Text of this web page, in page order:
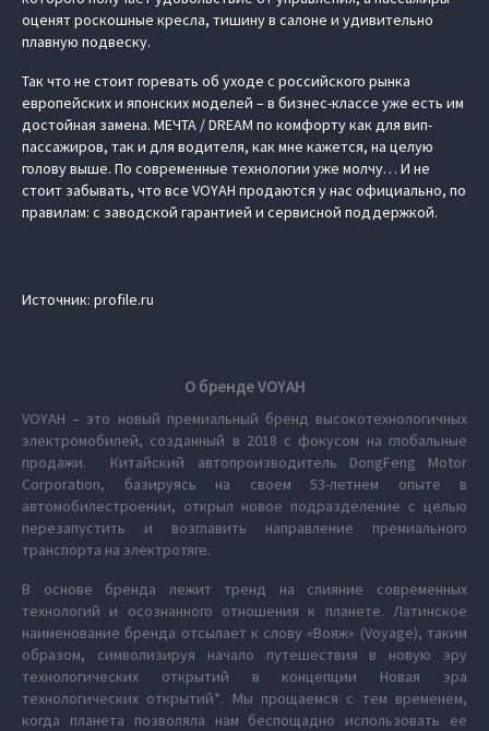
оценят роскошные кресла, тишину в салоне и удивительно
плавную подвеску.
Так что не стоит горевать об уходе с российского рынка
европейских и японских моделей – в бизнес-классе уже есть им
достойная замена. МЕЧТА / DREAM по комфорту как для вип-
пассажиров, так и для водителя, как мне кажется, на целую
голову выше. По современные технологии уже молчу… И не
стоит забывать, что все VOYAH продаются у нас официально, по
правилам: с заводской гарантией и сервисной поддержкой.
Источник: profile.ru
О бренде VOYAH
VOYAH – это новый премиальный бренд высокотехнологичных
электромобилей, созданный в 2018 с фокусом на глобальные
продажи. Китайский автопроизводитель DongFeng Motor
Corporation, базируясь на своем 53-летнем опыте в
автомобилестроении, открыл новое подразделение с целью
перезапустить и возглавить направление премиального
транспорта на электротяге.
В основе бренда лежит тренд на слияние современных
технологий и осознанного отношения к планете. Латинское
наименование бренда отсылает к слову «Вояж» (Voyage), таким
образом, символизируя начало путешествия в новую эру
технологических открытий в концепции Новая эра
технологических открытий*. Мы прощаемся с тем временем,
когда планета позволяла нам беспощадно использовать ее